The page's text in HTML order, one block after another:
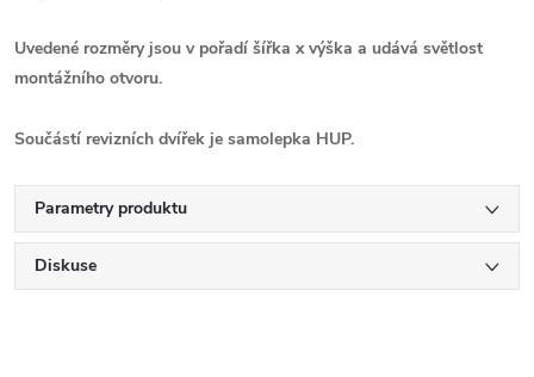
Uvedené rozměry jsou v pořadí šířka x výška a udává světlost
montážního otvoru.
Součástí revizních dvířek je samolepka HUP.
Parametry produktu
Diskuse